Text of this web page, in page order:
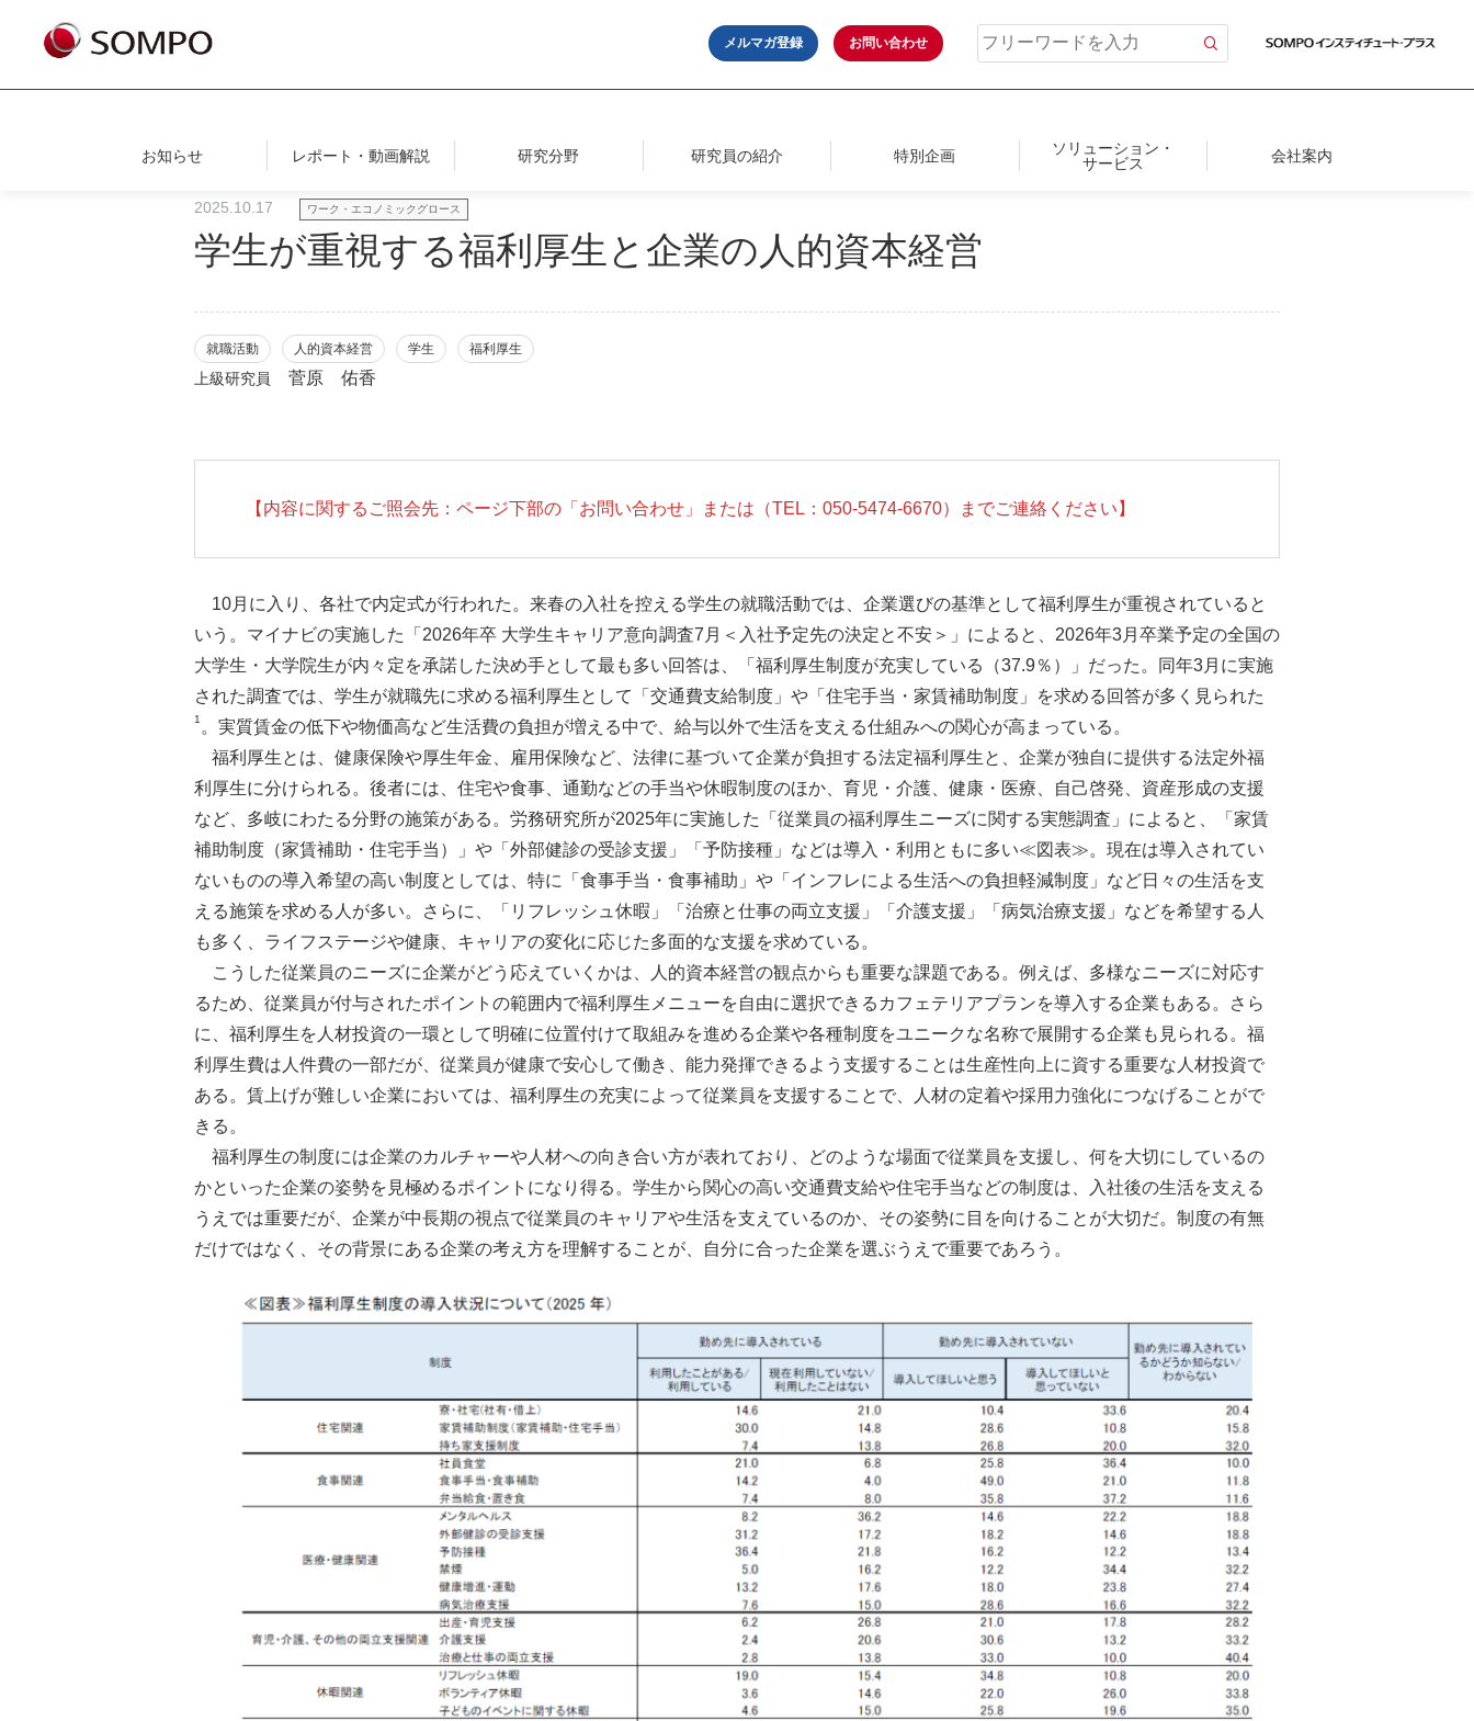
メルマガ登録 お問い合わせ
お知らせ レポート・動画解説 研究分野 研究員の紹介 特別企画
ソリューション・
サービス
会社案内
2025.10.17 ワーク・エコノミックグロース
学生が重視する福利厚生と企業の人的資本経営
就職活動 人的資本経営 学生 福利厚生
上級研究員 菅原 佑香
【内容に関するご照会先：ページ下部の「お問い合わせ」または（TEL：050-5474-6670）までご連絡ください】
10月に入り、各社で内定式が行われた。来春の入社を控える学生の就職活動では、企業選びの基準として福利厚生が重視されていると
いう。マイナビの実施した「2026年卒 大学生キャリア意向調査7月＜入社予定先の決定と不安＞」によると、2026年3月卒業予定の全国の
大学生・大学院生が内々定を承諾した決め手として最も多い回答は、「福利厚生制度が充実している（37.9％）」だった。同年3月に実施
された調査では、学生が就職先に求める福利厚生として「交通費支給制度」や「住宅手当・家賃補助制度」を求める回答が多く見られた
1 。実質賃金の低下や物価高など生活費の負担が増える中で、給与以外で生活を支える仕組みへの関心が高まっている。
福利厚生とは、健康保険や厚生年金、雇用保険など、法律に基づいて企業が負担する法定福利厚生と、企業が独自に提供する法定外福
利厚生に分けられる。後者には、住宅や食事、通勤などの手当や休暇制度のほか、育児・介護、健康・医療、自己啓発、資産形成の支援
など、多岐にわたる分野の施策がある。労務研究所が2025年に実施した「従業員の福利厚生ニーズに関する実態調査」によると、「家賃
補助制度（家賃補助・住宅手当）」や「外部健診の受診支援」「予防接種」などは導入・利用ともに多い≪図表≫。現在は導入されてい
ないものの導入希望の高い制度としては、特に「食事手当・食事補助」や「インフレによる生活への負担軽減制度」など日々の生活を支
える施策を求める人が多い。さらに、「リフレッシュ休暇」「治療と仕事の両立支援」「介護支援」「病気治療支援」などを希望する人
も多く、ライフステージや健康、キャリアの変化に応じた多面的な支援を求めている。
こうした従業員のニーズに企業がどう応えていくかは、人的資本経営の観点からも重要な課題である。例えば、多様なニーズに対応す
るため、従業員が付与されたポイントの範囲内で福利厚生メニューを自由に選択できるカフェテリアプランを導入する企業もある。さら
に、福利厚生を人材投資の一環として明確に位置付けて取組みを進める企業や各種制度をユニークな名称で展開する企業も見られる。福
利厚生費は人件費の一部だが、従業員が健康で安心して働き、能力発揮できるよう支援することは生産性向上に資する重要な人材投資で
ある。賃上げが難しい企業においては、福利厚生の充実によって従業員を支援することで、人材の定着や採用力強化につなげることがで
きる。
福利厚生の制度には企業のカルチャーや人材への向き合い方が表れており、どのような場面で従業員を支援し、何を大切にしているの
かといった企業の姿勢を見極めるポイントになり得る。学生から関心の高い交通費支給や住宅手当などの制度は、入社後の生活を支える
うえでは重要だが、企業が中長期の視点で従業員のキャリアや生活を支えているのか、その姿勢に目を向けることが大切だ。制度の有無
だけではなく、その背景にある企業の考え方を理解することが、自分に合った企業を選ぶうえで重要であろう。